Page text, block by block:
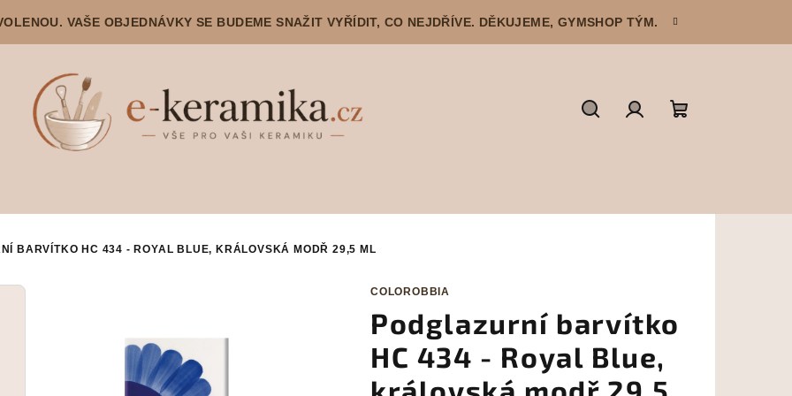
VAŠE OBJEDNÁVKY SE BUDEME SNAŽIT VYŘÍDIT, CO NEJDŘÍVE. DĚKUJEME, GYMSHOP TÝM.
BARVÍTKO HC 434 - ROYAL BLUE, KRÁLOVSKÁ MODŘ 29,5 ML
COLOROBBIA
Podglazurní barvítko
HC 434 - Royal Blue,